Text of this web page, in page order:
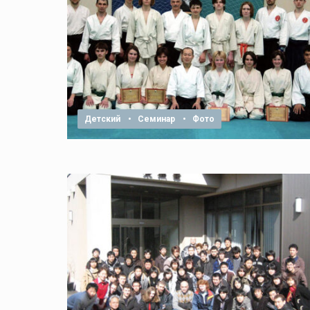
Детский • Семинар • Фото